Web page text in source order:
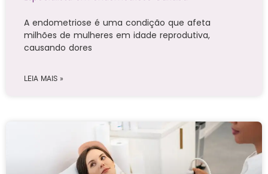
A endometriose é uma condição que afeta
milhões de mulheres em idade reprodutiva,
causando dores
LEIA MAIS »